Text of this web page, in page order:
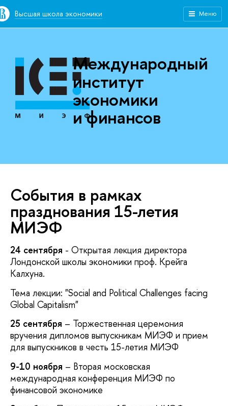
Высшая школа экономики Меню
Международный
институт
экономики
и финансов
События в рамках
празднования 15-летия
МИЭФ
24 сентября - Открытая лекция директора
Лондонской школы экономики проф. Крейга
Калхуна.
Тема лекции: "Social and Political Challenges facing
Global Capitalism"
25 сентября – Торжественная церемония
вручения дипломов выпускникам МИЭФ и прием
для выпускников в честь 15-летия МИЭФ
9-10 ноября – Вторая московская
международная конференция МИЭФ по
финансовой экономике